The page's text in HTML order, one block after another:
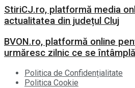
StiriCJ.ro, platformă media
actualitatea din județul Cluj
BVON.ro, platformă online
urmăresc zilnic ce se
Politica de Confidențialitate
Politica Cookie